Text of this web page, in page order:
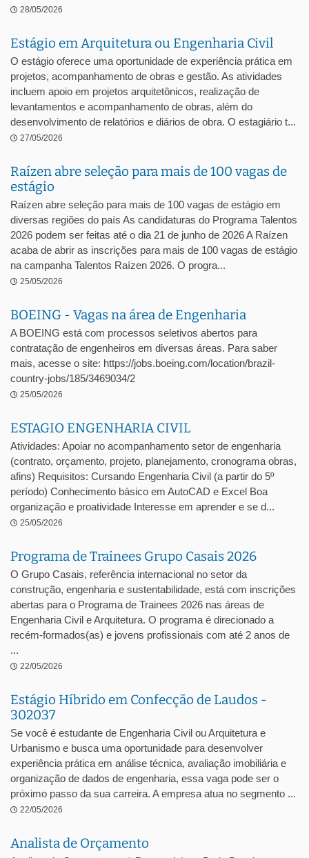
28/05/2026
Estágio em Arquitetura ou Engenharia Civil
O estágio oferece uma oportunidade de experiência prática em
projetos, acompanhamento de obras e gestão. As atividades
incluem apoio em projetos arquitetônicos, realização de
levantamentos e acompanhamento de obras, além do
desenvolvimento de relatórios e diários de obra. O estagiário t...
27/05/2026
Raízen abre seleção para mais de 100 vagas de
estágio
Raízen abre seleção para mais de 100 vagas de estágio em
diversas regiões do país As candidaturas do Programa Talentos
2026 podem ser feitas até o dia 21 de junho de 2026 A Raízen
acaba de abrir as inscrições para mais de 100 vagas de estágio
na campanha Talentos Raízen 2026. O progra...
25/05/2026
BOEING - Vagas na área de Engenharia
A BOEING está com processos seletivos abertos para
contratação de engenheiros em diversas áreas. Para saber
mais, acesse o site: https://jobs.boeing.com/location/brazil-
country-jobs/185/3469034/2
25/05/2026
ESTAGIO ENGENHARIA CIVIL
Atividades: Apoiar no acompanhamento setor de engenharia
(contrato, orçamento, projeto, planejamento, cronograma obras,
afins) Requisitos: Cursando Engenharia Civil (a partir do 5º
período) Conhecimento básico em AutoCAD e Excel Boa
organização e proatividade Interesse em aprender e se d...
25/05/2026
Programa de Trainees Grupo Casais 2026
O Grupo Casais, referência internacional no setor da
construção, engenharia e sustentabilidade, está com inscrições
abertas para o Programa de Trainees 2026 nas áreas de
Engenharia Civil e Arquitetura. O programa é direcionado a
recém-formados(as) e jovens profissionais com até 2 anos de
...
22/05/2026
Estágio Híbrido em Confecção de Laudos -
302037
Se você é estudante de Engenharia Civil ou Arquitetura e
Urbanismo e busca uma oportunidade para desenvolver
experiência prática em análise técnica, avaliação imobiliária e
organização de dados de engenharia, essa vaga pode ser o
próximo passo da sua carreira. A empresa atua no segmento ...
22/05/2026
Analista de Orçamento